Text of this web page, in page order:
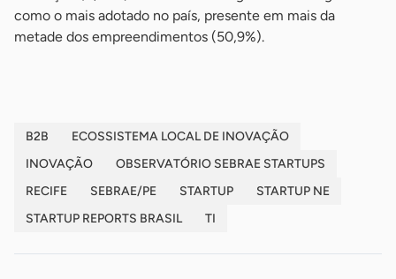
como o mais adotado no país, presente em mais da
metade dos empreendimentos (50,9%).
B2B
ECOSSISTEMA LOCAL DE INOVAÇÃO
INOVAÇÃO
OBSERVATÓRIO SEBRAE STARTUPS
RECIFE
SEBRAE/PE STARTUP
STARTUP NE
STARTUP REPORTS BRASIL
TI